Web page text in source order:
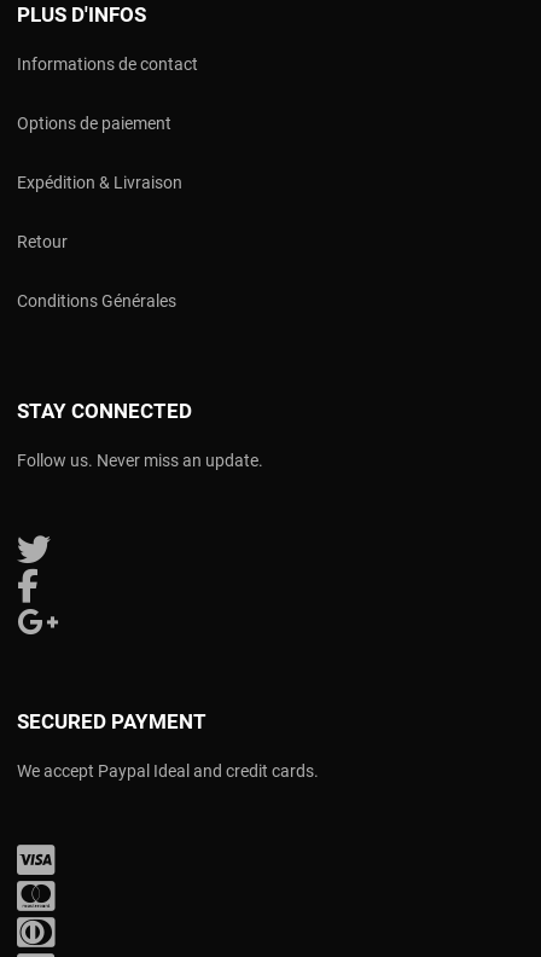
PLUS D'INFOS
Informations de contact
Options de paiement
Expédition & Livraison
Retour
Conditions Générales
STAY CONNECTED
Follow us. Never miss an update.
Follow us on Twitter
SECURED PAYMENT
We accept Paypal Ideal and credit cards.